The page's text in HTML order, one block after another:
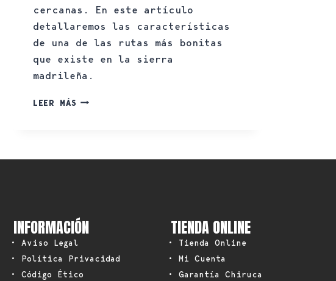
cercanas. En este artículo
detallaremos las características
de una de las rutas más bonitas
que existe en la sierra
madrileña.
LEER MÁS
INFORMACIÓN
• Aviso Legal
• Política Privacidad
• Código Ético
TIENDA ONLINE
• Tienda Online
• Mi Cuenta
• Garantía Chiruca